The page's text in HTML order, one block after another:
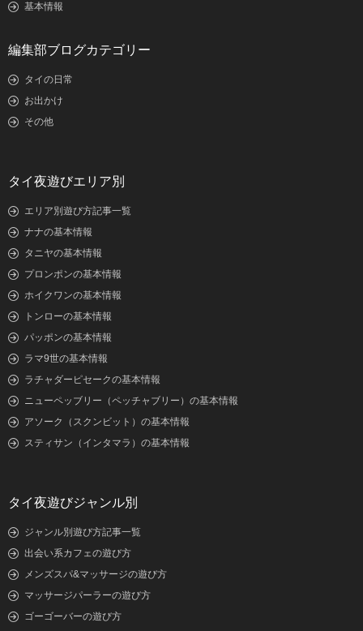
基本情報
編集部ブログカテゴリー
タイの日常
お出かけ
その他
タイ夜遊びエリア別
エリア別遊び方記事一覧
ナナの基本情報
タニヤの基本情報
プロンポンの基本情報
ホイクワンの基本情報
トンローの基本情報
パッポンの基本情報
ラマ9世の基本情報
ラチャダーピセークの基本情報
ニューペッブリー（ペッチャブリー）の基本情報
アソーク（スクンビット）の基本情報
スティサン（インタマラ）の基本情報
タイ夜遊びジャンル別
ジャンル別遊び方記事一覧
出会い系カフェの遊び方
メンズスパ&マッサージの遊び方
マッサージパーラーの遊び方
ゴーゴーバーの遊び方